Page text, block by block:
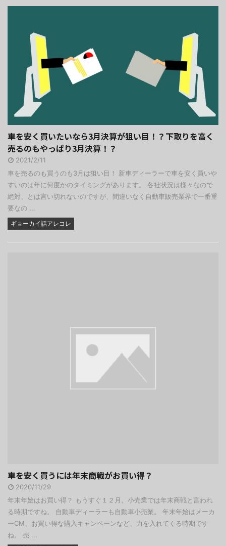
車を安く買いたいなら3月決算が狙い目！？下取りを高く
売るのもやっぱり3月決算！？
2021/2/11
車を売るのも買うのも3月は狙い目！ 新車ディーラーで車を安く買いや
すいのは年に何度かのタイミングがあります。 各社状況は様々なので
絶対、とは言い切れないのですが、間違いなく自動車販売業界で一番重
要なの ...
ギョーカイ話アレコレ
車を安く買うには年末商戦がお買い得？
2020/11/29
年末年始はお買い得？ もうすぐ１２月。小売業では年末商戦と言われ
る時期ですね。 自動車ディーラーも自動車小売業。 年末年始はメーカ
ーCM、お買い得な購入キャンペーンなど、力を入れてくる時期です
ね。 売 ...